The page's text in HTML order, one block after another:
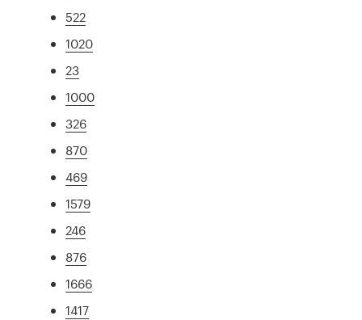
522
1020
23
1000
326
870
469
1579
246
876
1666
1417